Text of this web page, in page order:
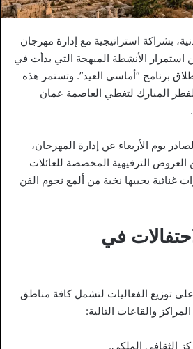
بشراكة استراتيجية مع إدارة مهرجان
استمرار الأنشطة المبهجة التي بدأت في
برنامج “أماسي العيد”. وتستمر هذه
المبارك لتغطي العاصمة عمان
يوم الأربعاء عن إدارة المهرجان،
الترفيهية المخصصة للعائلات
غنائية يحييها نخبة من ألمع نجوم الفن
في
توزيع الفعاليات لتشمل كافة مناطق
والقاعات التالية:
الثقافي الملكي.